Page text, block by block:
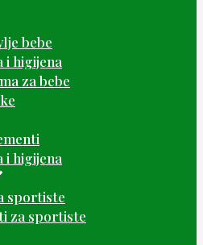
bebe
i higijena
za bebe
i higijena
sportiste
za sportiste